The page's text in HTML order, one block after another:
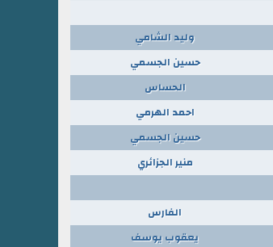
وليد الشامي
حسين الجسمي
الحساس
احمد الهرمي
حسين الجسمي
منير الجزائري
الفارس
يعقوب يوسف